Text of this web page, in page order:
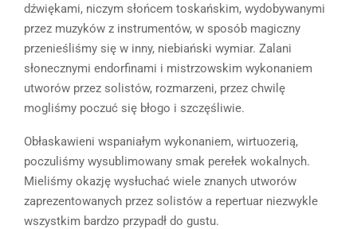
dźwiękami, niczym słońcem toskańskim, wydobywanymi
przez muzyków z instrumentów, w sposób magiczny
przenieśliśmy się w inny, niebiański wymiar. Zalani
słonecznymi endorfinami i mistrzowskim wykonaniem
utworów przez solistów, rozmarzeni, przez chwilę
mogliśmy poczuć się błogo i szczęśliwie.
Obłaskawieni wspaniałym wykonaniem, wirtuozerią,
poczuliśmy wysublimowany smak perełek wokalnych.
Mieliśmy okazję wysłuchać wiele znanych utworów
zaprezentowanych przez solistów a repertuar niezwykle
wszystkim bardzo przypadł do gustu.